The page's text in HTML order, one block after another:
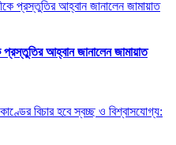
আহ্বান জানালেন জামায়াত